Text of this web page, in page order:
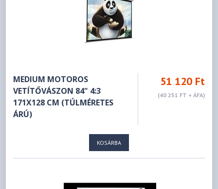
MEDIUM MOTOROS
VETÍTŐVÁSZON 84" 4:3
171X128 CM (TÚLMÉRETES
ÁRÚ)
51 120 Ft
(40 251 FT + ÁFA)
KOSÁRBA